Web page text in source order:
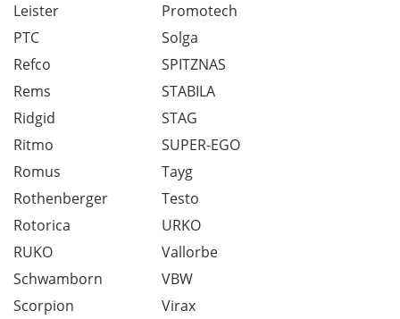
Leister
Promotech
PTC
Refco
Rems
Ridgid
Ritmo
Romus
Rothenberger
Rotorica
RUKO
Schwamborn
Scorpion
Solga
SPITZNAS
STABILA
STAG
SUPER-EGO
Tayg
Testo
URKO
Vallorbe
VBW
Virax